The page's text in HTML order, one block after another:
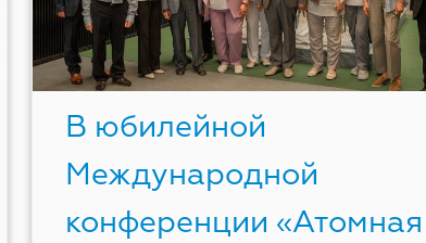
В юбилейной
Международной
конференции «Атомная